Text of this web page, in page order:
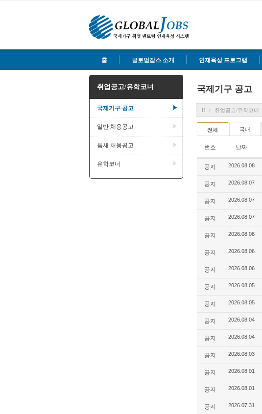
홈 글로벌잡스 소개 인재육성 프로그램
취업공고/유학코너
국제기구 공고 ▶
일반 채용공고 ▶
틈새 채용공고 ▶
유학코너 ▶
국제기구 공고
H > 취업공고/유학코너
전체 국내
번호 날짜
공지 2026.08.08
공지 2026.08.07
공지 2026.08.07
공지 2026.08.07
공지 2026.08.08
공지 2026.08.06
공지 2026.08.06
공지 2026.08.05
공지 2026.08.05
공지 2026.08.04
공지 2026.08.04
공지 2026.08.03
공지 2026.08.01
공지 2026.08.01
공지 2026.07.31